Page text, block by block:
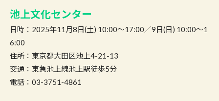
池上文化センター
日時：2025年11月8日(土) 10:00〜17:00／9日(日) 10:00〜1
6:00
住所：東京都大田区池上4-21-13
交通：東急池上線池上駅徒歩5分
電話：03-3751-4861